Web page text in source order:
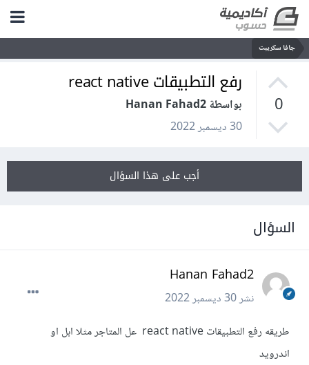
جافا سكريبت
0
رفع التطبيقات react native
بواسطة Hanan Fahad2
30 ديسمبر 2022
أجب على هذا السؤال
السؤال
Hanan Fahad2
نشر30 ديسمبر 2022
طريقه رفع التطبيقات react native عل المتاجر مثلا ابل او
اندرويد